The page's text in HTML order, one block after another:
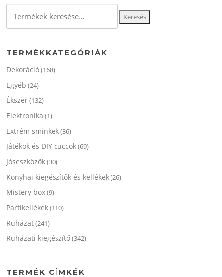
következőre:
Keresés
TERMÉKKATEGÓRIÁK
Dekoráció(168)
Egyéb (24)
Ékszer(132)
Elektronika (1)
Extrém sminkek(36)
Játékok és DIY cuccok(69)
Jóseszközök(30)
Konyhai kiegészítők és kellékek(26)
Mistery box(9)
Partikellékek(110)
Ruházat(241)
Ruházati kiegészítő(342)
TERMÉK CÍMKÉK